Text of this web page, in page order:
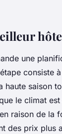
une
consiste
saison
le climat
raison de la
des prix plus